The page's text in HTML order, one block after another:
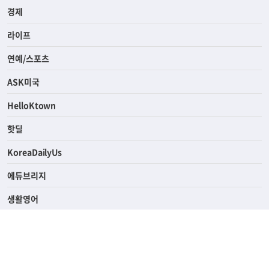
사회
경제
라이프
연예/스포츠
ASK미국
HelloKtown
핫딜
KoreaDailyUs
에듀브리지